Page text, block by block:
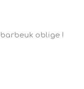
barbeuk oblige !